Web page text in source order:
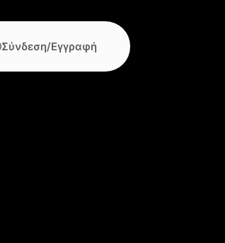
Σύνδεση/Εγγραφή